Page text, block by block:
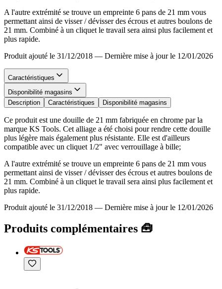
A l'autre extrémité se trouve un empreinte 6 pans de 21 mm vous
permettant ainsi de visser / dévisser des écrous et autres boulons de
21 mm. Combiné à un cliquet le travail sera ainsi plus facilement et
plus rapide.
Produit ajouté le 31/12/2018 — Dernière mise à jour le 12/01/2026
Caractéristiques
Disponibilité magasins
Description
Caractéristiques Disponibilité magasins
Ce produit est une douille de 21 mm fabriquée en chrome par la
marque KS Tools. Cet alliage a été choisi pour rendre cette douille
plus légère mais également plus résistante. Elle est d'ailleurs
compatible avec un cliquet 1/2" avec verrouillage à bille;
A l'autre extrémité se trouve un empreinte 6 pans de 21 mm vous
permettant ainsi de visser / dévisser des écrous et autres boulons de
21 mm. Combiné à un cliquet le travail sera ainsi plus facilement et
plus rapide.
Produit ajouté le 31/12/2018 — Dernière mise à jour le 12/01/2026
Produits complémentaires 🧰